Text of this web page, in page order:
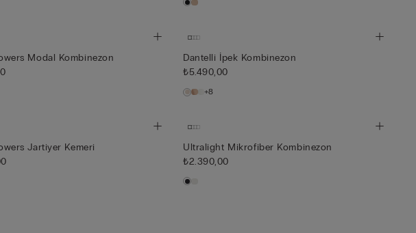
Modal Kombinezon
Dantelli İpek Kombinezon
₺5.490,00
+8
Jartiyer Kemeri
Ultralight Mikrofiber Kombinezon
₺2.390,00